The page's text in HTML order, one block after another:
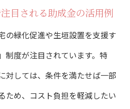
目される助成金の活用例
の緑化促進や生垣設置を支援す
制度が注目されています。特
対しては、条件を満たせば一部
ため、コスト負担を軽減したい